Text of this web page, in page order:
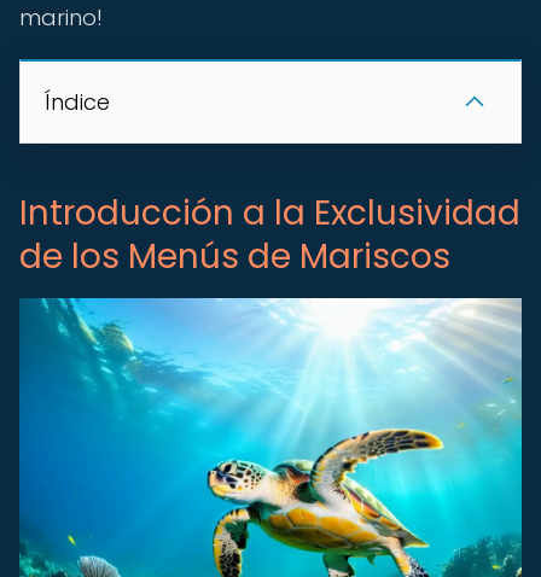
marino!
Índice
Introducción a la Exclusividad
de los Menús de Mariscos